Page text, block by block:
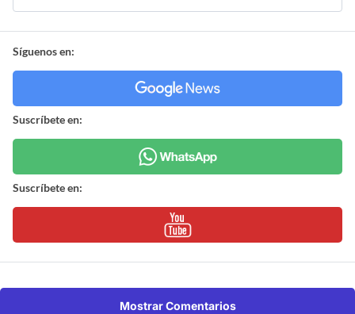
Síguenos en:
Suscríbete en:
Suscríbete en:
Mostrar Comentarios